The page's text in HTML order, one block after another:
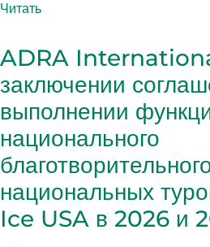
Читать
ADRA
заключении
выполнении
национального
национальных
Ice USA в 2026 и